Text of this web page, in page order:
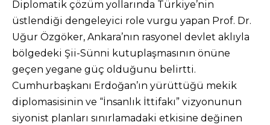
Diplomatik çözüm yollarında Türkiye’nin
üstlendiği dengeleyici role vurgu yapan Prof. Dr.
Uğur Özgöker, Ankara’nın rasyonel devlet aklıyla
bölgedeki Şii-Sünni kutuplaşmasının önüne
geçen yegane güç olduğunu belirtti.
Cumhurbaşkanı Erdoğan’ın yürüttüğü mekik
diplomasisinin ve “İnsanlık İttifakı” vizyonunun
siyonist planları sınırlamadaki etkisine değinen